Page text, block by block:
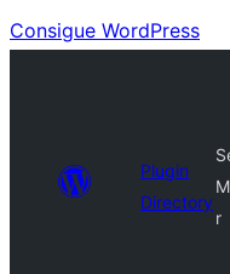
Consigue WordPress
Plugin
Directory
r